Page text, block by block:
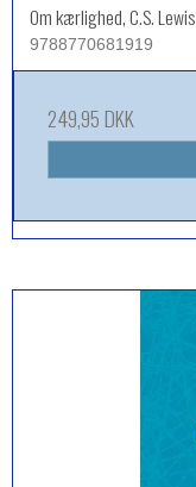
Om kærlighed, C.S. Lewis
9788770681919
249,95 DKK